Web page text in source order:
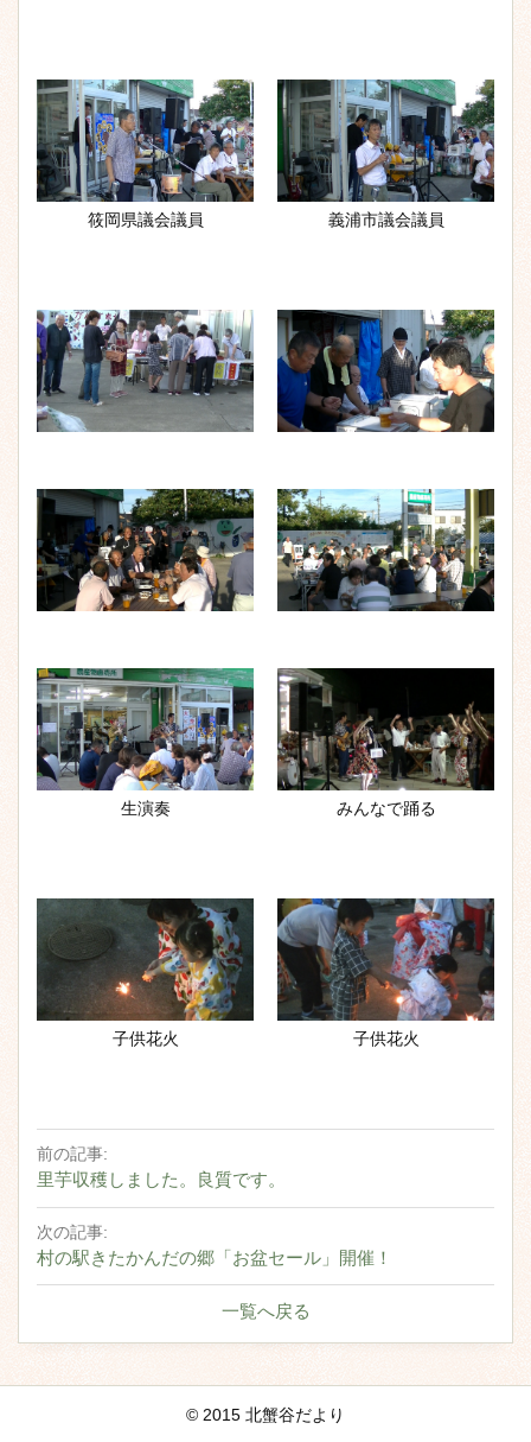
筱岡県議会議員 義浦市議会議員
生演奏 みんなで踊る
子供花火 子供花火
前の記事:
里芋収穫しました。良質です。
次の記事:
村の駅きたかんだの郷「お盆セール」開催！
一覧へ戻る
© 2015 北蟹谷だより